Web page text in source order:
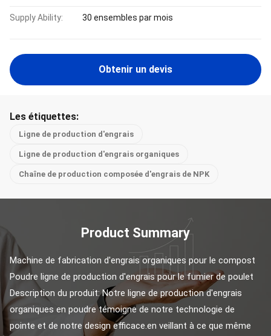
Supply Ability: 30 ensembles par mois
Obtenir un devis
Les étiquettes:
Ligne de production d'engrais
Ligne de production d'engrais organiques
Chaîne de production composée d'engrais de NPK
Product Summary
Machine de fabrication d'engrais organiques pour le compost
Poudre ligne de production d'engrais pour le fumier de poulet
Description du produit: Notre ligne de production d'engrais
organiques en poudre témoigne de notre technologie de
pointe et de notre design efficace.en veillant à ce que même